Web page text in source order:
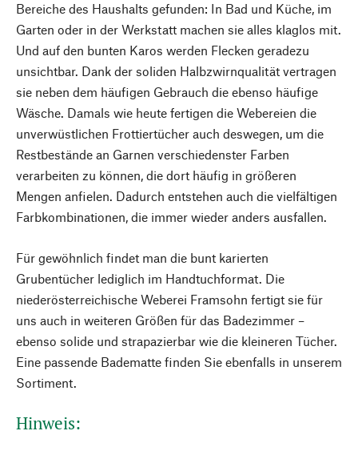
Bereiche des Haushalts gefunden: In Bad und Küche, im
Garten oder in der Werkstatt machen sie alles klaglos mit.
Und auf den bunten Karos werden Flecken geradezu
unsichtbar. Dank der soliden Halbzwirnqualität vertragen
sie neben dem häufigen Gebrauch die ebenso häufige
Wäsche. Damals wie heute fertigen die Webereien die
unverwüstlichen Frottiertücher auch deswegen, um die
Restbestände an Garnen verschiedenster Farben
verarbeiten zu können, die dort häufig in größeren
Mengen anfielen. Dadurch entstehen auch die vielfältigen
Farbkombinationen, die immer wieder anders ausfallen.
Für gewöhnlich findet man die bunt karierten
Grubentücher lediglich im Handtuchformat. Die
niederösterreichische Weberei Framsohn fertigt sie für
uns auch in weiteren Größen für das Badezimmer –
ebenso solide und strapazierbar wie die kleineren Tücher.
Eine passende Badematte finden Sie ebenfalls in unserem
Sortiment.
Hinweis: